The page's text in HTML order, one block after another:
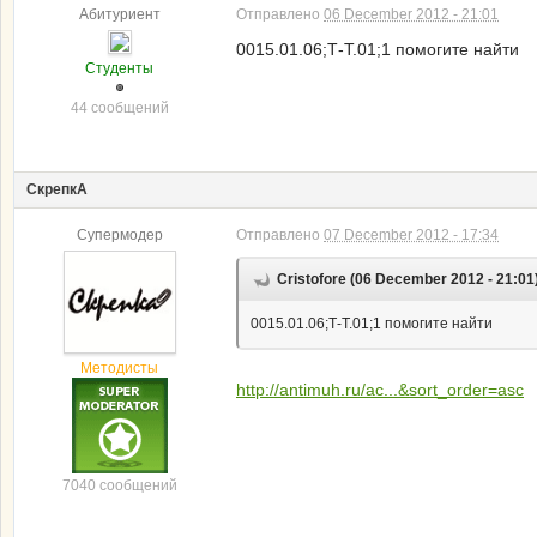
Абитуриент
Студенты
44 сообщений
Отправлено 06 December 2012 - 21:01
0015.01.06;Т-Т.01;1 помогите найти
СкрепкА
Супермодер
Методисты
7040 сообщений
Отправлено 07 December 2012 - 17:34
Cristofore (06 December 2012 -
0015.01.06;Т-Т.01;1 помогите найти
http://antimuh.ru/ac...&sort_order=asc